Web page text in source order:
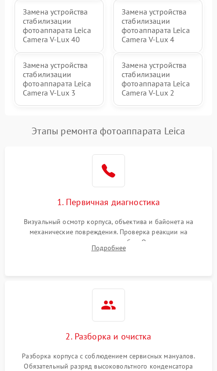
Замена устройства
стабилизации
фотоаппарата Leica
Camera V-Lux 40
Замена устройства
стабилизации
фотоаппарата Leica
Camera V-Lux 4
Замена устройства
стабилизации
фотоаппарата Leica
Camera V-Lux 3
Замена устройства
стабилизации
фотоаппарата Leica
Camera V-Lux 2
Этапы ремонта фотоаппарата Leica
1. Первичная диагностика
Визуальный осмотр корпуса, объектива и байонета на
механические повреждения. Проверка реакции на
включение, считывание кодов ошибок. Оценка состояния
матрицы и затвора, проверка работы автофокуса и вспышки.
Подробнее
2. Разборка и очистка
Разборка корпуса с соблюдением сервисных мануалов.
Обязательный разряд высоковольтного конденсатора